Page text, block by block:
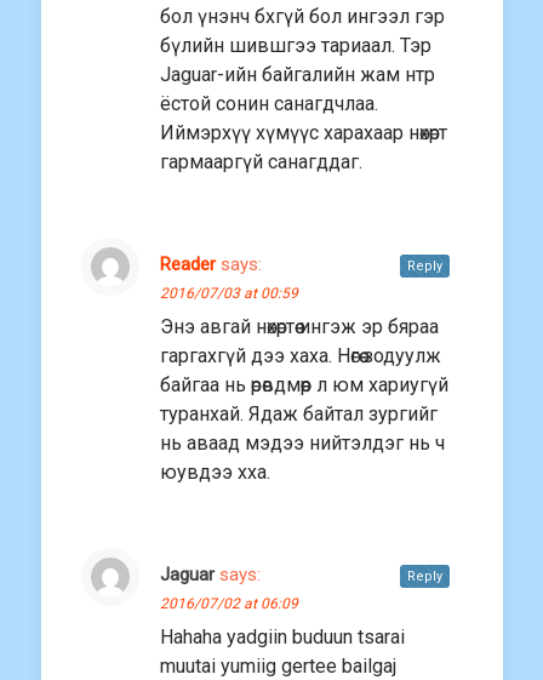
бол үнэнч бхгүй бол ингээл гэр
бүлийн шившгээ тариаал. Тэр
Jaguar-ийн байгалийн жам нтр
ёстой сонин санагдчлаа.
Иймэрхүү хүмүүс харахаар нөхөрт
гармааргүй санагддаг.
Reader says:
2016/07/03 at 00:59
Энэ авгай нөхөртөө ингэж эр бяраа
гаргахгүй дээ хаха. Нөгөө зодуулж
байгаа нь өрөвдмөөр л юм хариугүй
туранхай. Ядаж байтал зургийг
нь аваад мэдээ нийтэлдэг нь ч
юувдээ хха.
Reply
Jaguar says:
2016/07/02 at 06:09
Hahaha yadgiin buduun tsarai
muutai yumiig gertee bailgaj
Reply